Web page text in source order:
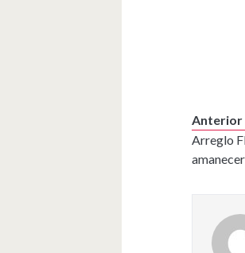
Anterior
Arreglo
amanecer